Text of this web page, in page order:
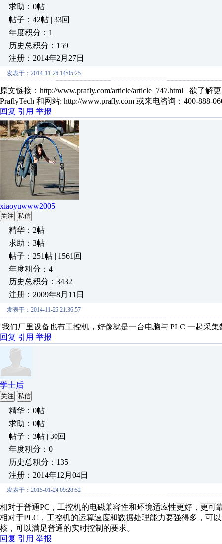
求助：0帖
帖子：42帖 | 33回
年度积分：1
历史总积分：159
注册：2014年2月27日
发表于：2014-11-26 14:05:25
原文链接：http://www.prafly.com/article/article_747.html 欲了
PraflyTech 和网站: http://www.prafly.com 或来电咨询：400-888-
回复 引用 举报
xiaoyuwww2005
关注 私信
精华：2帖
求助：3帖
帖子：251帖 | 1561回
年度积分：4
历史总积分：3432
注册：2009年8月11日
发表于：2014-11-26 21:36:57
我们厂里设备也有工控机，好像就是一台电脑与 PLC 一起采
回复 引用 举报
学士后
关注 私信
精华：0帖
求助：0帖
帖子：3帖 | 30回
年度积分：0
历史总积分：135
注册：2014年12月04日
发表于：2015-01-24 09:28:52
相对于普通PC，工控机的电磁兼容性和环境适应性更好，更可
相对于PLC，工控机的运算速度和数据处理能力要强得多，可
核，可以满足普通的实时控制的要求。
回复 引用 举报